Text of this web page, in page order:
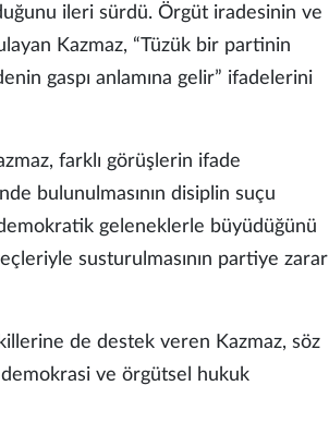
ileri sürdü. Örgüt iradesinin ve
Kazmaz, “Tüzük bir partinin
gaspı anlamına gelir” ifadelerini
farklı görüşlerin ifade
bulunulmasının disiplin suçu
geleneklerle büyüdüğünü
susturulmasının partiye zarar
de destek veren Kazmaz, söz
ve örgütsel hukuk